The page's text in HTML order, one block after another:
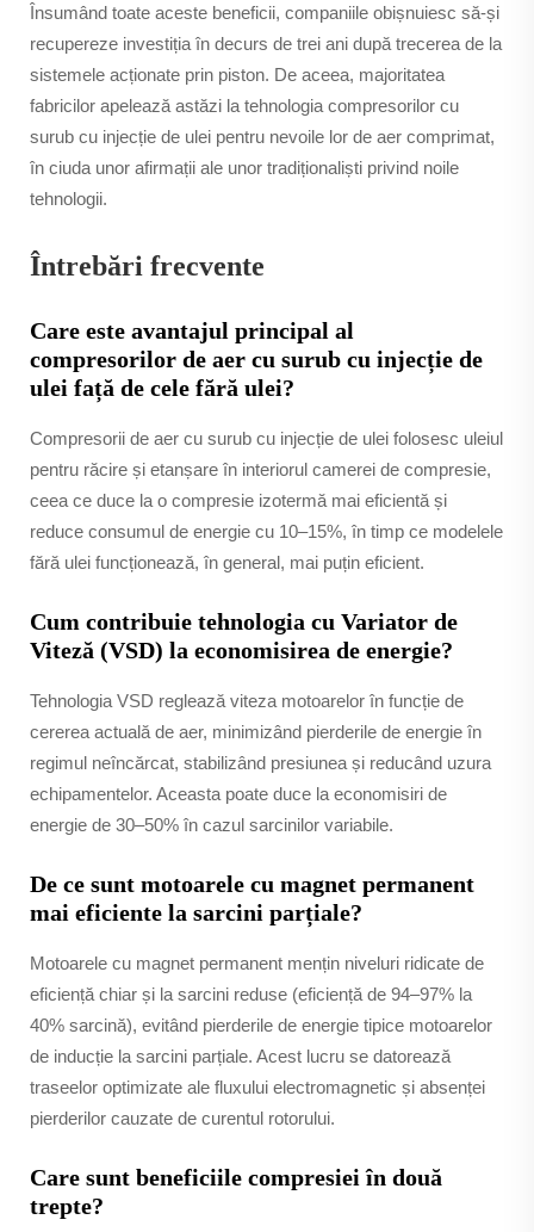
Însumând toate aceste beneficii, companiile obișnuiesc să-și
recupereze investiția în decurs de trei ani după trecerea de la
sistemele acționate prin piston. De aceea, majoritatea
fabricilor apelează astăzi la tehnologia compresorilor cu
surub cu injecție de ulei pentru nevoile lor de aer comprimat,
în ciuda unor afirmații ale unor tradiționaliști privind noile
tehnologii.
Întrebări frecvente
Care este avantajul principal al
compresorilor de aer cu surub cu injecție de
ulei față de cele fără ulei?
Compresorii de aer cu surub cu injecție de ulei folosesc uleiul
pentru răcire și etanșare în interiorul camerei de compresie,
ceea ce duce la o compresie izotermă mai eficientă și
reduce consumul de energie cu 10–15%, în timp ce modelele
fără ulei funcționează, în general, mai puțin eficient.
Cum contribuie tehnologia cu Variator de
Viteză (VSD) la economisirea de energie?
Tehnologia VSD reglează viteza motoarelor în funcție de
cererea actuală de aer, minimizând pierderile de energie în
regimul neîncărcat, stabilizând presiunea și reducând uzura
echipamentelor. Aceasta poate duce la economisiri de
energie de 30–50% în cazul sarcinilor variabile.
De ce sunt motoarele cu magnet permanent
mai eficiente la sarcini parțiale?
Motoarele cu magnet permanent mențin niveluri ridicate de
eficiență chiar și la sarcini reduse (eficiență de 94–97% la
40% sarcină), evitând pierderile de energie tipice motoarelor
de inducție la sarcini parțiale. Acest lucru se datorează
traseelor optimizate ale fluxului electromagnetic și absenței
pierderilor cauzate de curentul rotorului.
Care sunt beneficiile compresiei în două
trepte?